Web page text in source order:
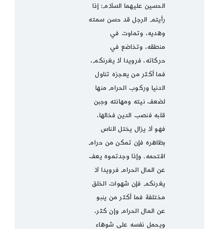
الحسين عليهما السلام: إذا
رأيتم الرجل قد حسن سمته
وهديه، وتماوت في
منطقه، وتخاضع في
حركاته، فرويدا لا يغرنكم،
فما أكثر من يعجزه تناول
الدنيا وركوب الحرام منها
لضعف نيته ومهانته وجبن
قلبه فنصب الدين فخالها،
فهو لا يزال يختل الناس
بظاهره فإن تمكن من حرام
اقتحمه. وإذا وجدتموه يعف
عن المال الحرام فرويدا لا
يغرنكم فإن شهوات الخلق
مختلفة فما أكثر من ينبو
عن المال الحرام وإن كثر،
ويحمل نفسه على شوهاء